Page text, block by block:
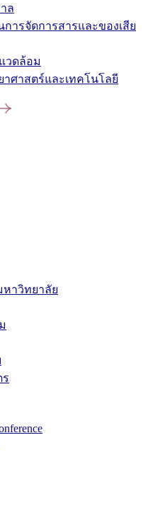
ล
ารจัดการสารและของเสีย
วดล้อม
าศาสตร์และเทคโนโลยี
าวิทยาลัย